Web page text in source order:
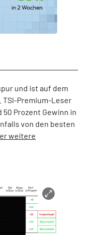
und ist auf dem
TSI-Premium-Leser
Prozent Gewinn in
von den besten
weitere